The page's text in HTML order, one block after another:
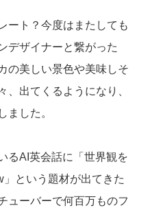
ート？今度はまたしても
デザイナーと繋がった
の美しい景色や美味しそ
、出てくるようになり、
ました。
るAI英会話に「世界観を
という題材が出てきた
ューバーで何百万ものフ